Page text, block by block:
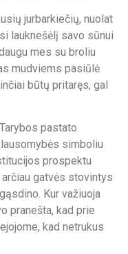
jurbarkiečių, nuolat
lauknešėlį savo sūnui
mes su broliu
mudviems pasiūlė
būtų pritaręs, gal
pastato.
simboliu
prospektu
gatvės stovintys
Kur važiuoja
pranešta, kad prie
kad netrukus